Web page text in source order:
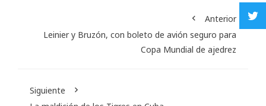
Anterior
Leinier y Bruzón, con boleto de avión seguro para
Copa Mundial de ajedrez
Siguiente